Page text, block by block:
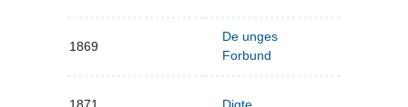
1869
De unges
Forbund
1871 Digte